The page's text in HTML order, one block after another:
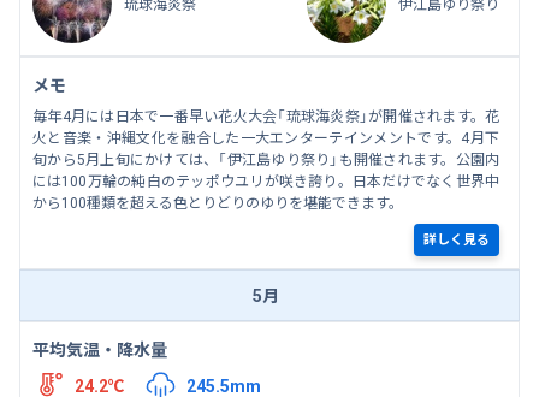
メモ
毎年4月には日本で一番早い花火大会「琉球海炎祭」が開催されます。花
火と音楽・沖縄文化を融合した一大エンターテインメントです。4月下
旬から5月上旬にかけては、「伊江島ゆり祭り」も開催されます。公園内
には100万輪の純白のテッポウユリが咲き誇り。日本だけでなく世界中
から100種類を超える色とりどりのゆりを堪能できます。
詳しく見る
5月
平均気温・降水量
24.2℃
245.5mm